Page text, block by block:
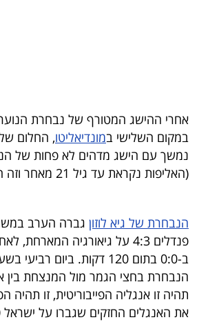
הכלכלי
פודקאסט
UNDER
40
שיתופי
פעולה
במקום השלישי במונדיאליטו, החלום
(האליפות נקראת עד גיל 21 מאחר וזה היה גילם במוקדמות).
הנבחרת של גיא לוזון גברה הערב
פנדלים 4:3 על גיאורגיה
הנבחרת בחצי הגמר מול המנצחת בין
תהיה זו אנגליה הפייבוריטית, זו
את האנגלים החזקים שגברו על ישראל 2:0 בבית המוקדם.